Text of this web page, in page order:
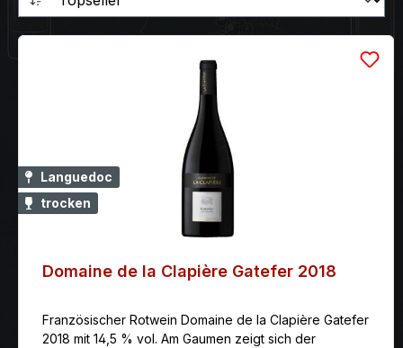
Languedoc
trocken
Domaine de la Clapière Gatefer 2018
Französischer Rotwein Domaine de la Clapière Gatefer
2018 mit 14,5 % vol. Am Gaumen zeigt sich der